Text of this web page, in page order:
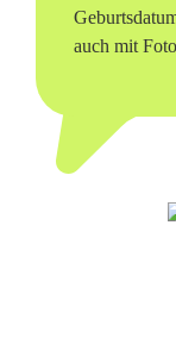
auch mit